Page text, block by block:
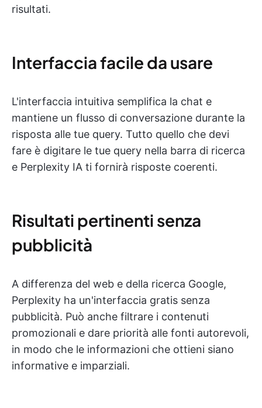
risultati.
Interfaccia facile da usare
L'interfaccia intuitiva semplifica la chat e
mantiene un flusso di conversazione durante la
risposta alle tue query. Tutto quello che devi
fare è digitare le tue query nella barra di ricerca
e Perplexity IA ti fornirà risposte coerenti.
Risultati pertinenti senza
pubblicità
A differenza del web e della ricerca Google,
Perplexity ha un'interfaccia gratis senza
pubblicità. Può anche filtrare i contenuti
promozionali e dare priorità alle fonti autorevoli,
in modo che le informazioni che ottieni siano
informative e imparziali.